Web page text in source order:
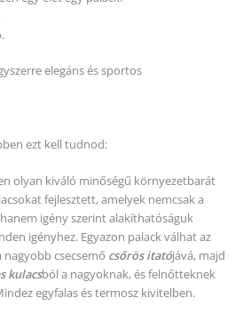
elegáns és sportos
ezt kell tudnod:
olyan kiváló minőségű környezetbarát
fejlesztett, amelyek nemcsak a
igény szerint alakíthatóságuk
igényhez. Egyazon palack válhat az
nagyobb csecsemő csőrös itatójává, majd
kulacsból a nagyoknak, és felnőtteknek
egyfalas és termosz kivitelben.